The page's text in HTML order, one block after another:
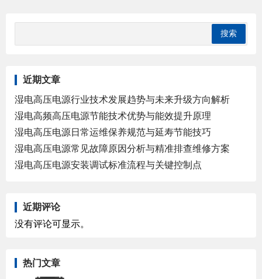
近期文章
湿电高压电源行业技术发展趋势与未来升级方向解析
湿电高频高压电源节能技术优势与能效提升原理
湿电高压电源日常运维保养规范与延寿节能技巧
湿电高压电源常见故障原因分析与精准排查维修方案
湿电高压电源安装调试标准流程与关键控制点
近期评论
没有评论可显示。
热门文章